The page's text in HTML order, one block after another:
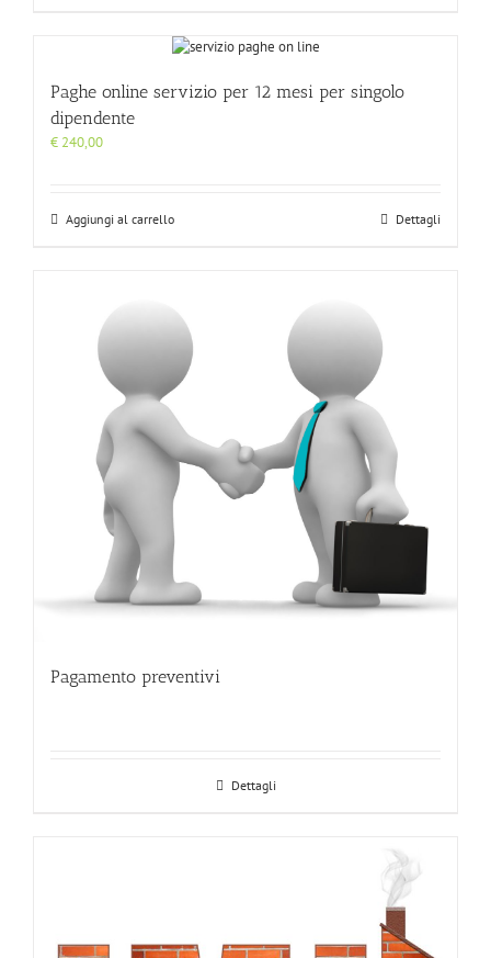
Paghe online servizio per 12 mesi per singolo
dipendente
€ 240,00
Aggiungi al carrello Dettagli
Pagamento preventivi
Dettagli